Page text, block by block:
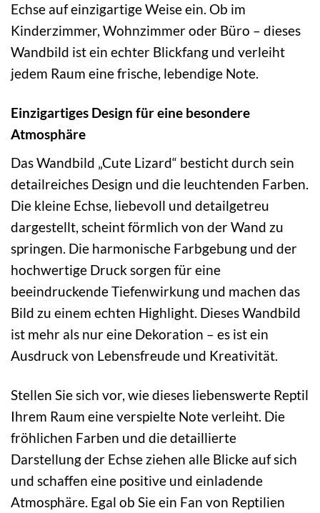
Echse auf einzigartige Weise ein. Ob im
Kinderzimmer, Wohnzimmer oder Büro – dieses
Wandbild ist ein echter Blickfang und verleiht
jedem Raum eine frische, lebendige Note.
Einzigartiges Design für eine besondere
Atmosphäre
Das Wandbild „Cute Lizard“ besticht durch sein
detailreiches Design und die leuchtenden Farben.
Die kleine Echse, liebevoll und detailgetreu
dargestellt, scheint förmlich von der Wand zu
springen. Die harmonische Farbgebung und der
hochwertige Druck sorgen für eine
beeindruckende Tiefenwirkung und machen das
Bild zu einem echten Highlight. Dieses Wandbild
ist mehr als nur eine Dekoration – es ist ein
Ausdruck von Lebensfreude und Kreativität.
Stellen Sie sich vor, wie dieses liebenswerte Reptil
Ihrem Raum eine verspielte Note verleiht. Die
fröhlichen Farben und die detaillierte
Darstellung der Echse ziehen alle Blicke auf sich
und schaffen eine positive und einladende
Atmosphäre. Egal ob Sie ein Fan von Reptilien